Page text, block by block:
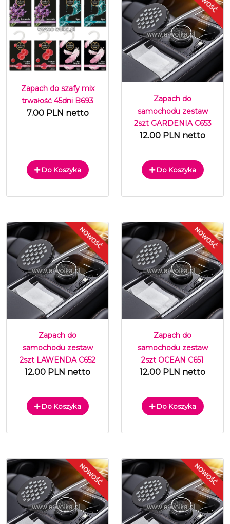
Zapach do szafy mix
trwałość 45dni B693
7.00 PLN netto
Do Koszyka
Zapach do
samochodu zestaw
2szt GARDENIA C653
12.00 PLN netto
Do Koszyka
Zapach do
samochodu zestaw
2szt LAWENDA C652
12.00 PLN netto
Do Koszyka
Zapach do
samochodu zestaw
2szt OCEAN C651
12.00 PLN netto
Do Koszyka